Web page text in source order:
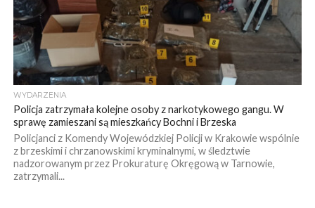
WYDARZENIA
Policja zatrzymała kolejne osoby z narkotykowego gangu. W
sprawę zamieszani są mieszkańcy Bochni i Brzeska
Policjanci z Komendy Wojewódzkiej Policji w Krakowie wspólnie
z brzeskimi i chrzanowskimi kryminalnymi, w śledztwie
nadzorowanym przez Prokuraturę Okręgową w Tarnowie,
zatrzymali...